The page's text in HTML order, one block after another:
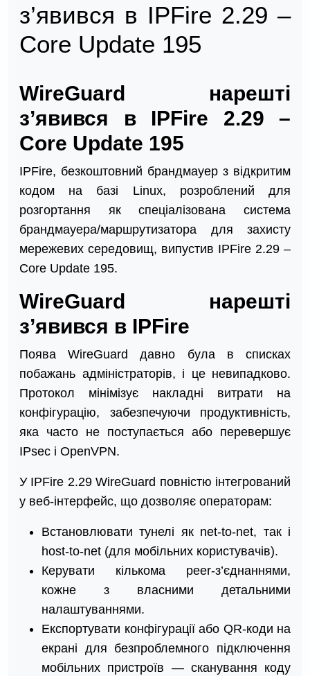
з’явився в IPFire 2.29 –
Core Update 195
WireGuard нарешті
з’явився в IPFire 2.29 –
Core Update 195
IPFire, безкоштовний брандмауер з відкритим
кодом на базі Linux, розроблений для
розгортання як спеціалізована система
брандмауера/маршрутизатора для захисту
мережевих середовищ, випустив IPFire 2.29 –
Core Update 195.
WireGuard нарешті
з’явився в IPFire
Поява WireGuard давно була в списках
побажань адміністраторів, і це невипадково.
Протокол мінімізує накладні витрати на
конфігурацію, забезпечуючи продуктивність,
яка часто не поступається або перевершує
IPsec і OpenVPN.
У IPFire 2.29 WireGuard повністю інтегрований
у веб-інтерфейс, що дозволяє операторам:
Встановлювати тунелі як net-to-net, так і
host-to-net (для мобільних користувачів).
Керувати кількома peer-з’єднаннями,
кожне з власними детальними
налаштуваннями.
Експортувати конфігурації або QR-коди на
екрані для безпроблемного підключення
мобільних пристроїв — сканування коду